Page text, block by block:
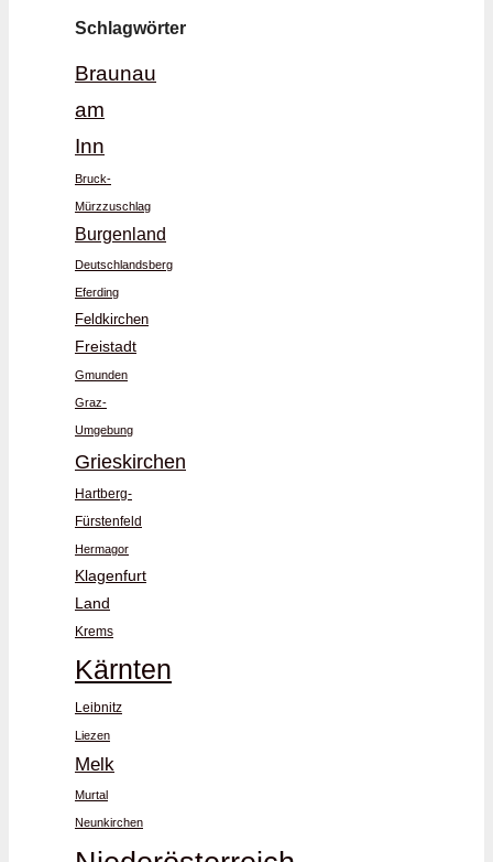
Schlagwörter
Braunau
am
Inn
Bruck-
Mürzzuschlag
Burgenland
Deutschlandsberg
Eferding
Feldkirchen
Freistadt
Gmunden
Graz-
Umgebung
Grieskirchen
Hartberg-
Fürstenfeld
Hermagor
Klagenfurt
Land
Krems
Kärnten
Leibnitz
Liezen
Melk
Murtal
Neunkirchen